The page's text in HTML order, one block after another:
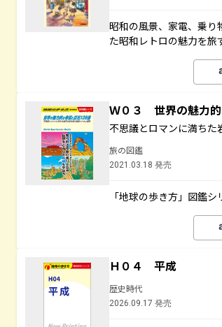
昭和の風景、家電、乗り
た昭和レトロの魅力を旅
Ｗ０３ 世界の魅力
不思議とロマンに満ちた
旅の図鑑
2021.03.18 発売
「地球の歩き方」図鑑
Ｈ０４ 平成
歴史時代
2026.09.17 発売